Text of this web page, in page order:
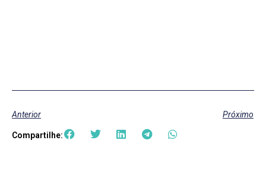
Anterior Próximo
Compartilhe: